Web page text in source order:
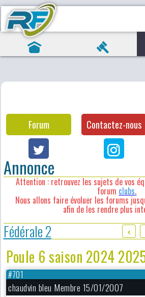
Forum Contactez-nous
Annonce
Attention : retrouvez les sujets de vos
forum clubs.
Nous allons faire évoluer les forums
afin de les rendre plus
Fédérale 2
Poule 6 saison 2024
#701
chaudvin bleu Membre 15/01/2007